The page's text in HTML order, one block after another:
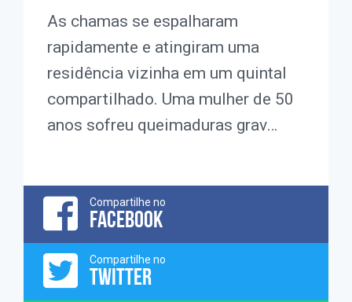
As chamas se espalharam
rapidamente e atingiram uma
residência vizinha em um quintal
compartilhado. Uma mulher de 50
anos sofreu queimaduras grav…
Compartilhe no
FACEBOOK
Compartilhe no
TWITTER